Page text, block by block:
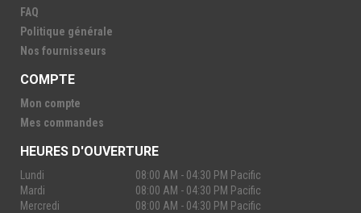
FAQ
Politique générale
Nos fournisseurs
COMPTE
Mon compte
Mes commandes
HEURES D'OUVERTURE
Lundi
08:00 AM - 04:30 PM Pacific
Mardi
08:00 AM - 04:30 PM Pacific
Mercredi
08:00 AM - 04:30 PM Pacific